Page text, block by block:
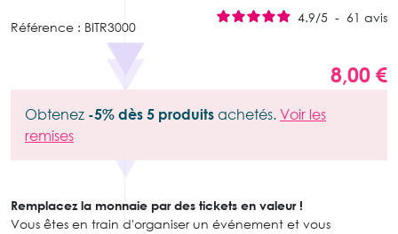
Référence : BITR3000
4.9/5 - 61 avis
8,00 €
Obtenez -5% dès 5 produits achetés. Voir les
remises
Remplacez la monnaie par des tickets en valeur !
Vous êtes en train d'organiser un événement et vous